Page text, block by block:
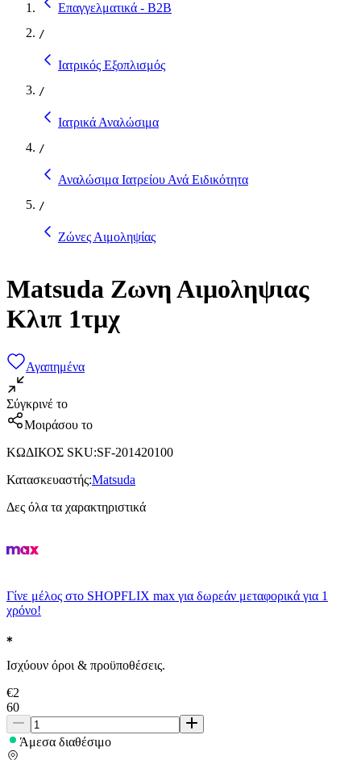
Επαγγελματικά - B2B
/
Ιατρικός Εξοπλισμός
/
Ιατρικά Αναλώσιμα
/
Αναλώσιμα Ιατρείου Ανά Ειδικότητα
/
Ζώνες Αιμοληψίας
Matsuda Ζωνη Αιμοληψιας
Κλιπ 1τμχ
Αγαπημένα
Σύγκρινέ το
Μοιράσου το
ΚΩΔΙΚΟΣ SKU:SF-201420100
Κατασκευαστής:Matsuda
Δες όλα τα χαρακτηριστικά
Γίνε μέλος στο SHOPFLIX max για δωρεάν μεταφορικά για 1
χρόνο!
Ισχύουν όροι & προϋποθέσεις.
€2
60
Άμεσα διαθέσιμο